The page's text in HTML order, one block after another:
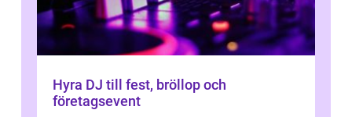
Hyra DJ till fest, bröllop och
företagsevent